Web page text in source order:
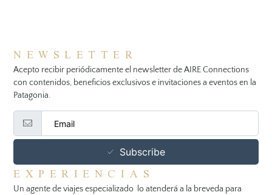
NEWSLETTER
Acepto recibir periódicamente el newsletter de AIRE Connections
con contenidos, beneficios exclusivos e invitaciones a eventos en la
Patagonia.
Subscribe
EXPERIENCIAS
Un agente de viajes especializado lo atenderá a la breveda para